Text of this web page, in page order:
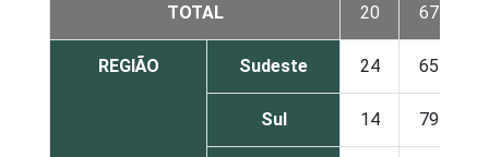
TOTAL 20 67
REGIÃO Sudeste 24 65
Sul 14 79